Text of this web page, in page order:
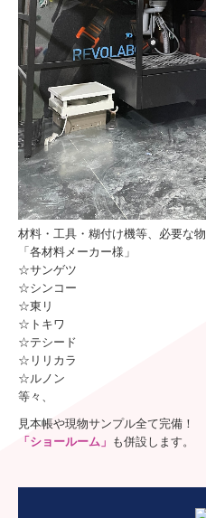
材料・工具・糊付け機等、必要な
「各材料メーカー様」
☆サンゲツ
☆シンコー
☆東リ
☆トキワ
☆テシード
☆リリカラ
☆ルノン
等々、
見本帳や現物サンプル全て完備！
「ショールーム」 も併設します。